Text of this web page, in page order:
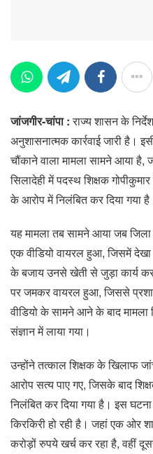
जांजगीर-चांपा :राज्य शासन के
अनुशासनात्मक कार्रवाई जारी है।
चौंकाने वाला मामला सामने आया
सिलादेही में पदस्थ शिक्षक
के आरोप में निलंबित कर दिया गया
यह मामला तब सामने आया जब जिला
एक वीडियो वायरल हुआ, जिसमें देखा
के बजाय उनसे खेती से जुड़ा कार्य
पर जमकर वायरल हुआ, जिससे
वीडियो के सामने आने के बाद मामला
संज्ञान में लाया गया।
उन्होंने तत्काल शिक्षक के खिलाफ
आरोप सत्य पाए गए, जिसके बाद
निलंबित कर दिया गया है। इस
किरकिरी हो रही है। जहां एक ओर
करोड़ों रुपये खर्च कर रहा है, वहीं